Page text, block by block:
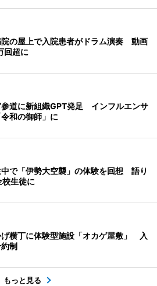
院の屋上で入院患者がドラム演奏 動画
回超に
参道に新組織GPT発足 インフルエンサ
和の御師」に
で「伊勢大空襲」の体験を回想 語り
生徒に
横丁に体験型施設「オカゲ屋敷」 入
制
もっと見る